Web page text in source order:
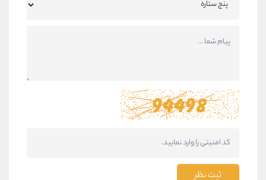
ثبت نظر